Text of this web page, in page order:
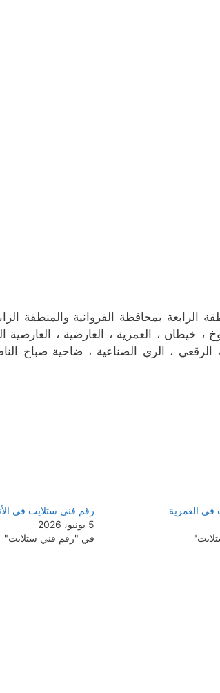
بمحافظة الفروانية والمنطقة
، خيطان ، العمرية ، العارضية ، العارضية
الرقعي ، الري الصناعية ، ضاحية صباح
في العمرية
رقم فني ستلايت في
5 يونيو، 2026
في "رقم فني ستلايت"